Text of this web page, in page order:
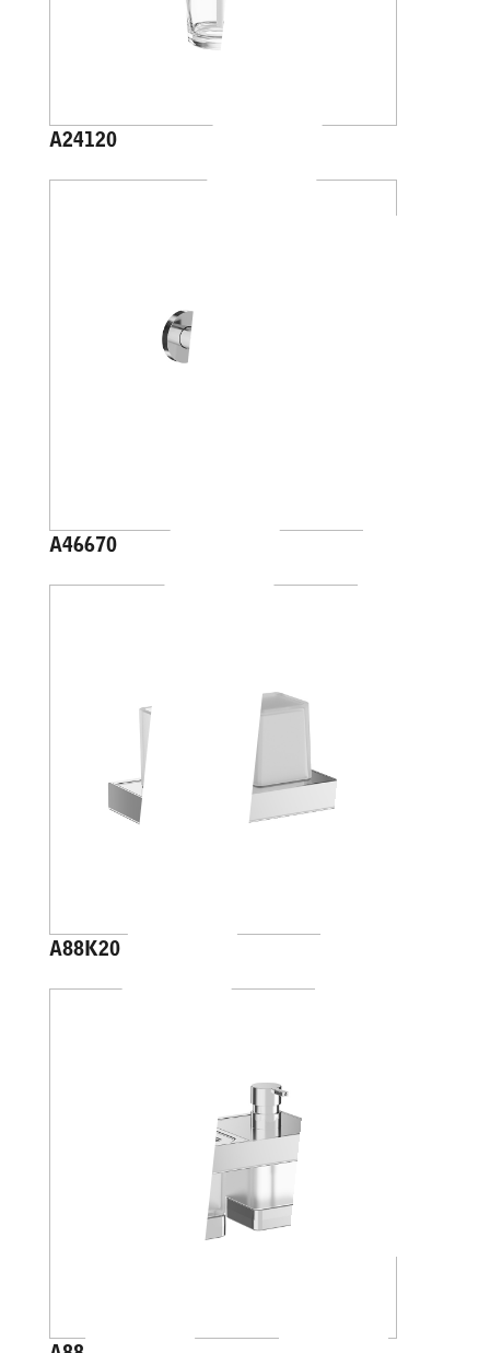
A24120
A46670
A88K20